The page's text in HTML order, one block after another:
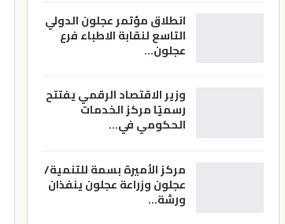
انطلاق مؤتمر عجلون الدولي
التاسع لنقابة الاطباء فرع
عجلون…
وزير الاقتصاد الرقمي يفتتح
رسميًا مركز الخدمات
الحكومي في…
مركز الأميرة بسمة للتنمية/
عجلون وزراعة عجلون ينفذان
ورشة…